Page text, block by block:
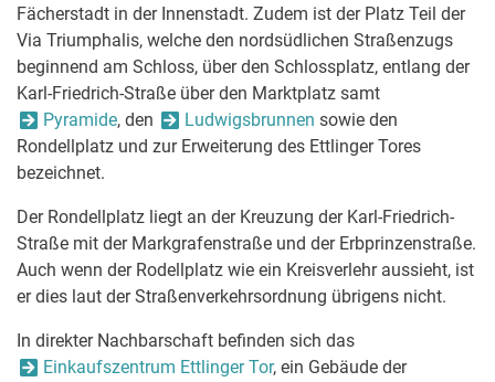
Fächerstadt in der Innenstadt. Zudem ist der Platz Teil der
Via Triumphalis, welche den nordsüdlichen Straßenzugs
beginnend am Schloss, über den Schlossplatz, entlang der
Karl-Friedrich-Straße über den Marktplatz samt
Pyramide, den Ludwigsbrunnen sowie den
Rondellplatz und zur Erweiterung des Ettlinger Tores
bezeichnet.
Der Rondellplatz liegt an der Kreuzung der Karl-Friedrich-
Straße mit der Markgrafenstraße und der Erbprinzenstraße.
Auch wenn der Rodellplatz wie ein Kreisverlehr aussieht, ist
er dies laut der Straßenverkehrsordnung übrigens nicht.
In direkter Nachbarschaft befinden sich das
Einkaufszentrum Ettlinger Tor, ein Gebäude der